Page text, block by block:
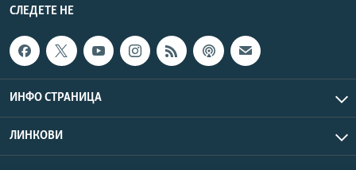
СЛЕДЕТЕ НЕ
ИНФО СТРАНИЦА
ЛИНКОВИ